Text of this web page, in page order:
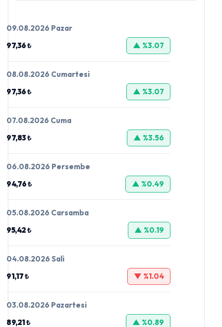
09.08.2026 Pazar
97,36 ₺
▲ %3.07
08.08.2026 Cumartesi
97,36 ₺
▲ %3.07
07.08.2026 Cuma
97,83 ₺
▲ %3.56
06.08.2026 Persembe
94,76 ₺
▲ %0.49
05.08.2026 Carsamba
95,42 ₺
▲ %0.19
04.08.2026 Sali
91,17 ₺
▼ %1.04
03.08.2026 Pazartesi
89,21 ₺
▲ %0.89